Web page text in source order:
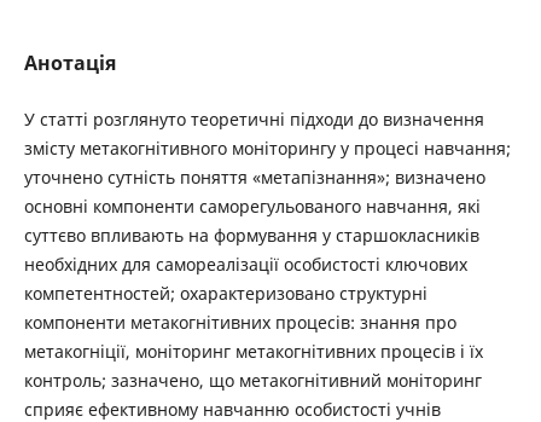
Анотація
У статті розглянуто теоретичні підходи до визначення
змісту метакогнітивного моніторингу у процесі навчання;
уточнено сутність поняття «метапізнання»; визначено
основні компоненти саморегульованого навчання, які
суттєво впливають на формування у старшокласників
необхідних для самореалізації особистості ключових
компетентностей; охарактеризовано структурні
компоненти метакогнітивних процесів: знання про
метакогніції, моніторинг метакогнітивних процесів і їх
контроль; зазначено, що метакогнітивний моніторинг
сприяє ефективному навчанню особистості учнів